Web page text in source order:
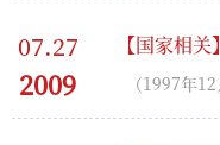
07.27
2009
【国家相关】